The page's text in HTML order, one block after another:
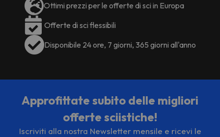
Ottimi prezzi per le offerte di sci in Europa
Offerte di sci flessibili
Disponibile 24 ore, 7 giorni, 365 giorni all'anno
Approfittate subito delle migliori
offerte sciistiche!
Iscriviti alla nostra Newsletter mensile e ricevi le